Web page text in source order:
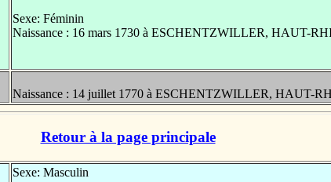
Sexe: Féminin
Naissance : 16 mars 1730 à ESCHENTZWILLER, HAUT-
Naissance : 14 juillet 1770 à ESCHENTZWILLER, HAUT-
Retour à la page principale
Sexe: Masculin